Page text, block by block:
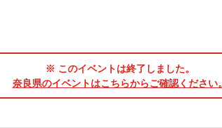
※ このイベントは終了しました。
奈良県のイベントはこちらからご確認ください。